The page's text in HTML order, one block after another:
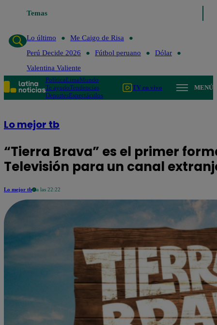
Temas
Lo último
Me Caigo de Risa
Perú Decide 2026
Fútbol peruano
Dólar
Valentina Valiente
PolíticaLimaMundo
Te ayudoTendencias
DeportesEspectáculos
TV en vivo MENÚ
Lo mejor tb
“Tierra Brava” es el primer
Televisión para un canal
Lo mejor tb a las 22:22